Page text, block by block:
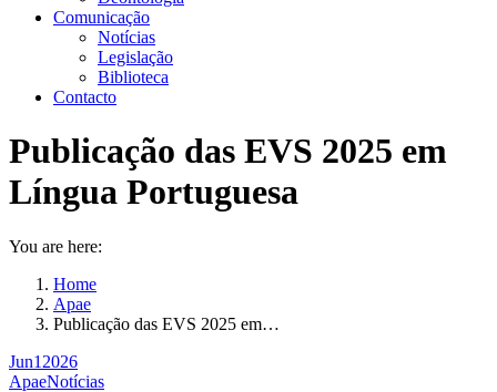
Comunicação
Notícias
Legislação
Biblioteca
Contacto
Publicação das EVS 2025 em
Língua Portuguesa
You are here:
Home
Apae
Publicação das EVS 2025 em…
Jun1 2026
ApaeNotícias